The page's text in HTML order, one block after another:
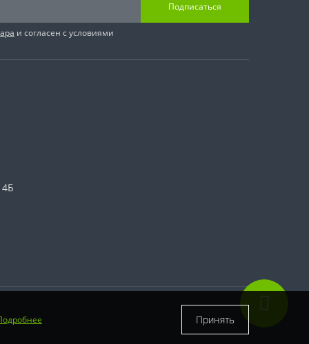
Подписаться
и согласен с условиями
Принять